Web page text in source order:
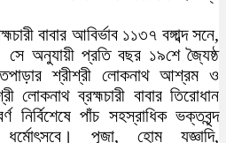
বাবার আবির্ভাব ১১৩৭ বঙ্গাব্দ সনে,
সে অনুযায়ী প্রতি বছর ১৯শে জ্যৈষ্ঠ
শ্রীশ্রী লোকনাথ আশ্রম ও
লোকনাথ ব্রহ্মচারী বাবার তিরোধান
নির্বিশেষে পাঁচ সহস্রাধিক ভক্তবৃন্দ
পূজা, হোম যজ্ঞাদি,